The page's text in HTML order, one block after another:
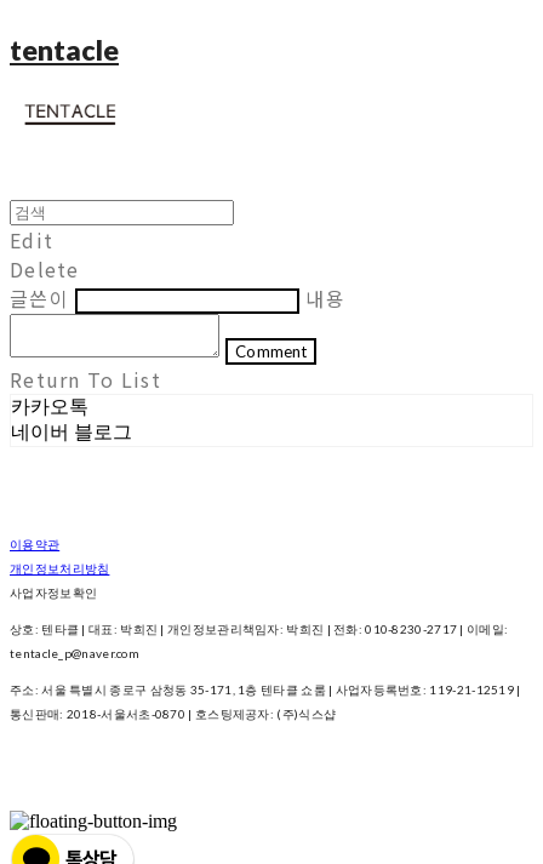
tentacle
Edit
Delete
글쓴이
내용
Comment
Return To List
카카오톡
네이버 블로그
이용약관
개인정보처리방침
사업자정보확인
상호: 텐타클 | 대표: 박희진 | 개인정보관리책임자: 박희진 | 전화: 010-8230-2717 | 이메일:
tentacle_p@naver.com
주소: 서울 특별시 종로구 삼청동 35-171, 1층 텐타클 쇼룸 | 사업자등록번호: 119-21-12519 |
통신판매: 2018-서울서초-0870 | 호스팅제공자: (주)식스샵